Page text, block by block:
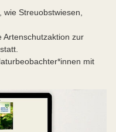
Streuobstwiesen,
zur
mit